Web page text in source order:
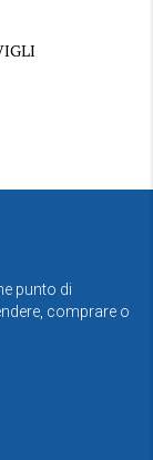
punto di
comprare o